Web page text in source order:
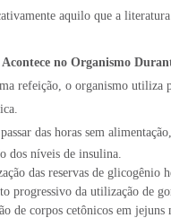
aquilo que a
no Organismo
refeição, o organismo utiliza
das horas sem
dos níveis de insulina.
das reservas de glicogênio
progressivo da utilização de
de corpos cetônicos em jejuns